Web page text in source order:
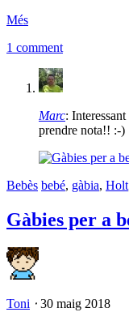
Més
1 comment
Marc:
prendre nota!! :-)
Bebès bebé, gàbia, Holt
Gàbies per a
Toni ⋅ 30 maig 2018